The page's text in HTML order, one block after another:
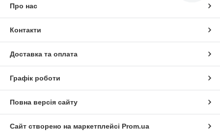
Про нас
Контакти
Доставка та оплата
Графік роботи
Повна версія сайту
Сайт створено на маркетплейсі Prom.ua